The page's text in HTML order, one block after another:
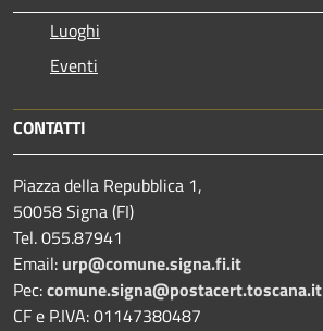
Luoghi
Eventi
CONTATTI
Piazza della Repubblica 1,
50058 Signa (FI)
Tel. 055.87941
Email: urp@comune.signa.fi.it
Pec:comune.signa@postacert.toscana.it
CF e P.IVA: 01147380487